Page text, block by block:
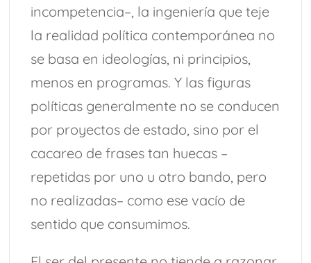
incompetencia–, la ingeniería que teje
la realidad política contemporánea no
se basa en ideologías, ni principios,
menos en programas. Y las figuras
políticas generalmente no se conducen
por proyectos de estado, sino por el
cacareo de frases tan huecas –
repetidas por uno u otro bando, pero
no realizadas– como ese vacío de
sentido que consumimos.